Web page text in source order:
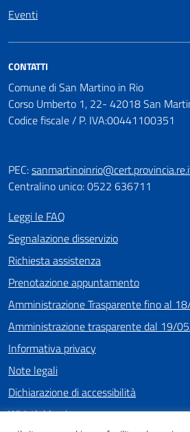
Eventi
CONTATTI
Comune di San Martino in Rio
Corso Umberto 1, 22- 42018 San
Codice fiscale / P. IVA:00441100351
PEC:
Centralino unico: 0522 636711
Leggi le FAQ
Segnalazione disservizio
Richiesta assistenza
Prenotazione appuntamento
Amministrazione Trasparente fino al
Amministrazione trasparente dal 19/
Informativa privacy
Note legali
Dichiarazione di accessibilità
Whistleblowing